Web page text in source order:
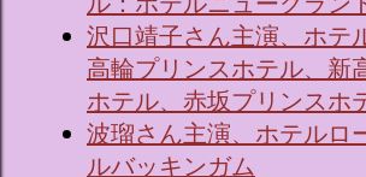
沢口靖子さん主演、ホテ
高輪プリンスホテル、新
ホテル、赤坂プリンスホ
波瑠さん主演、ホテルロ
ルバッキンガム